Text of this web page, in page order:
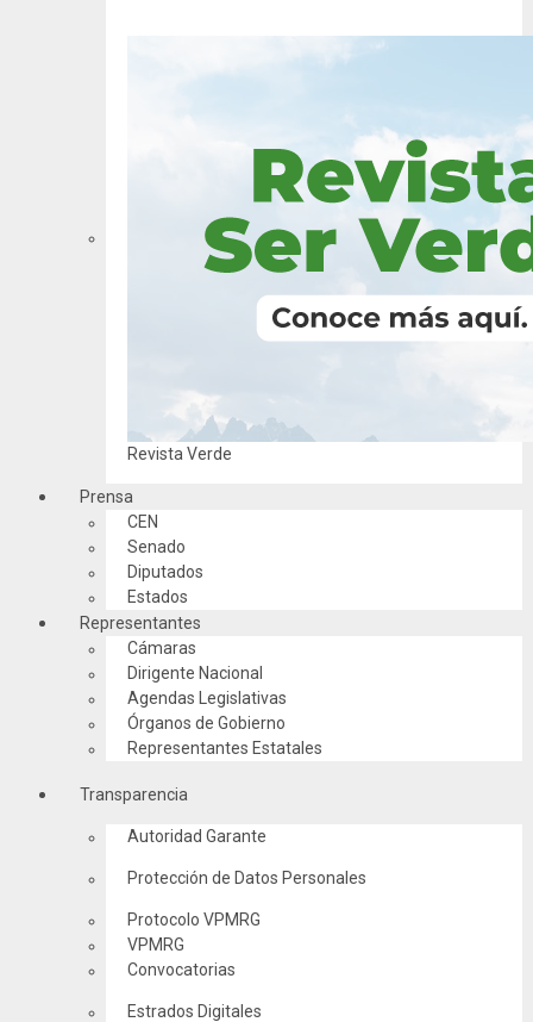
Revista Verde
Prensa
CEN
Senado
Diputados
Estados
Representantes
Cámaras
Dirigente Nacional
Agendas Legislativas
Órganos de Gobierno
Representantes Estatales
Transparencia
Autoridad Garante
Protección de Datos Personales
Protocolo VPMRG
VPMRG
Convocatorias
Estrados Digitales